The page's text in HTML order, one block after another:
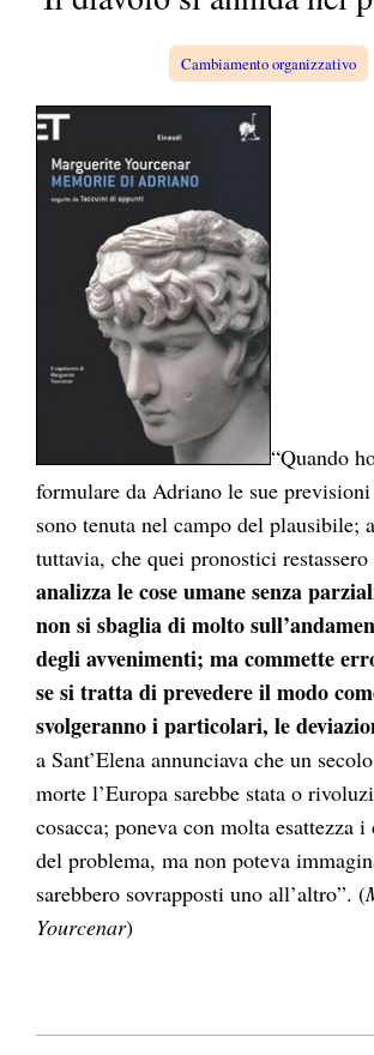
Cambiamento organizzativo
“Quando
formulare da Adriano le sue
sono tenuta nel campo del plausibile;
tuttavia, che quei pronostici
analizza le cose umane senza
non si sbaglia di molto
degli avvenimenti; ma commette
se si tratta di prevedere il modo
svolgeranno i particolari, le
a Sant’Elena annunciava che un
morte l’Europa sarebbe stata o
cosacca; poneva con molta esattezza
del problema, ma non poteva
sarebbero sovrapposti uno all’altro”. (
Yourcenar)